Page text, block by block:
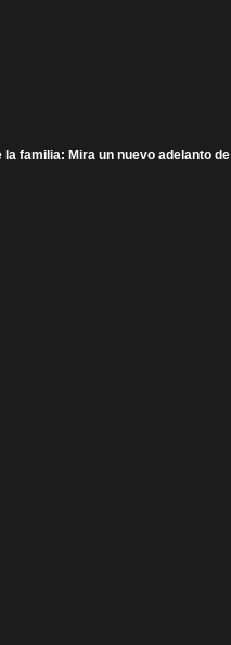
familia: Mira un nuevo adelanto de